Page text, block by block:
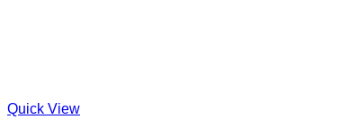
Quick View